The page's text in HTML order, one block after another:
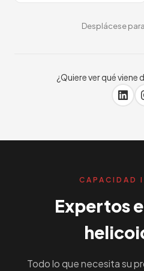
Desplácese
¿Quiere ver qué viene
CAPACIDAD
Expertos
Todo lo que necesita su